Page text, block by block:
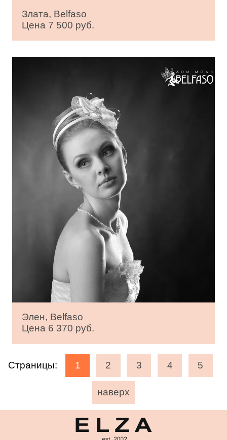
Злата, Belfaso
Цена 7 500 руб.
Элен, Belfaso
Цена 6 370 руб.
Страницы: 1 2 3 4 5
наверх